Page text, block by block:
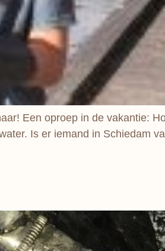
Een oproep in de vakantie:
Is er iemand in Schiedam